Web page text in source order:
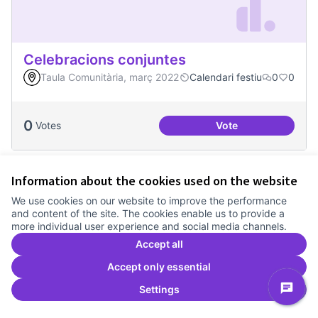
Information about the cookies used on the website
We use cookies on our website to improve the performance
and content of the site. The cookies enable us to provide a
more individual user experience and social media channels.
Accept all
Accept only essential
Settings
Celebracions conjuntes
Taula Comunitària, març 2022 Calendari festiu 0 0
0 Votes VoteCelebracions
Dinàmiques participatives amb escoles